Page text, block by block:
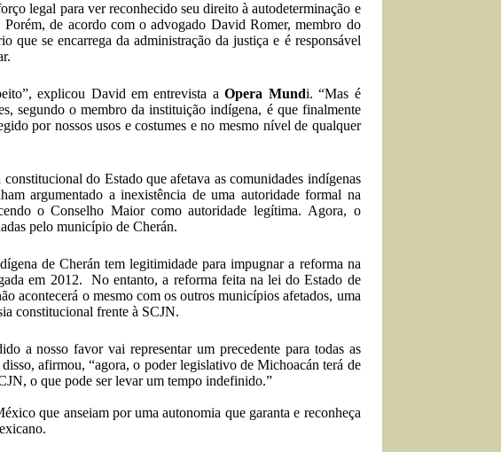
legal para ver reconhecido seu direito à autodeterminação e
de acordo com o advogado David Romer, membro do
que se encarrega da administração da justiça e é responsável
explicou David em entrevista aOpera Mundi. “Mas é
segundo o membro da instituição indígena, é que finalmente
por nossos usos e costumes e no mesmo nível de qualquer
do Estado que afetava as comunidades indígenas
argumentado a inexistência de uma autoridade formal na
o Conselho Maior como autoridade legítima. Agora, o
pelo município de Cherán.
de Cherán tem legitimidade para impugnar a reforma na
em 2012. No entanto, a reforma feita na lei do Estado de
acontecerá o mesmo com os outros municípios afetados, uma
constitucional frente à SCJN.
a nosso favor vai representar um precedente para todas as
afirmou, “agora, o poder legislativo de Michoacán terá de
o que pode ser levar um tempo indefinido.”
que anseiam por uma autonomia que garanta e reconheça